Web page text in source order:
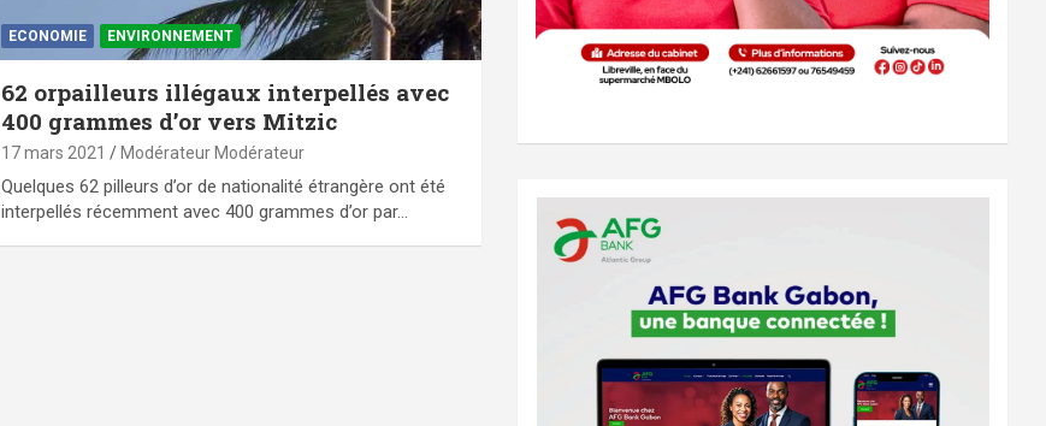
ECONOMIE ENVIRONNEMENT
62 orpailleurs illégaux interpellés avec
400 grammes d’or vers Mitzic
17 mars 2021 Modérateur Modérateur
Quelques 62 pilleurs d’or de nationalité étrangère ont été
interpellés récemment avec 400 grammes d’or par…